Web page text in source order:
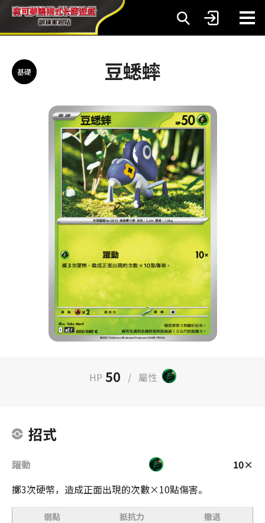
基礎 豆蟋蟀
HP 50 / 屬性
招式
躍動
10×
擲3次硬幣，造成正面出現的次數×10點傷害。
弱點 抵抗力 撤退